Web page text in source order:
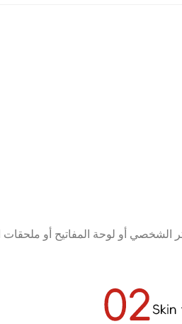
الشخصي أو لوحة المفاتيح أو ملحقات